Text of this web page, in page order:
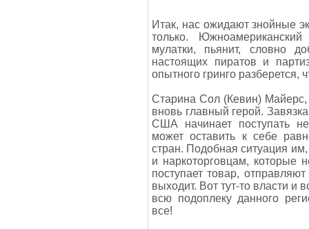
Итак, нас ожидают знойные
только.
мулатки, пьянит, словно
настоящих пиратов и
опытного гринго разберется,
Старина Сол (Кевин) Майерс,
вновь главный герой.
США начинает поступать
может оставить к себе
стран. Подобная ситуация
и наркоторговцам, которые
поступает товар,
выходит. Вот тут-то власти и
всю подоплеку данного
все!